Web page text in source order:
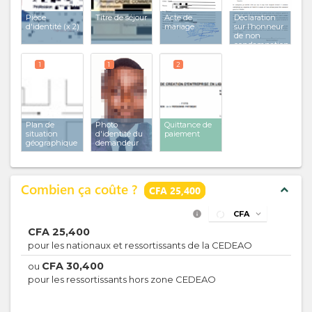
Pièce
d'identité (x 2)
Titre de séjour
Acte de
mariage
Déclaration
sur l’honneur
de non
condamnation
Plan de
situation
géographique
1
Photo
d'identité du
demandeur
1
Quittance de
paiement
2
Combien ça coûte ? CFA 25,400 expand_less
info CFA expand_more
CFA 25,400
pour les nationaux et ressortissants de la CEDEAO
ou CFA 30,400
pour les ressortissants hors zone CEDEAO